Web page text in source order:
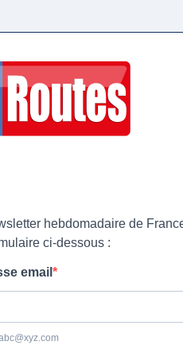
hebdomadaire de
ci-dessous :
email